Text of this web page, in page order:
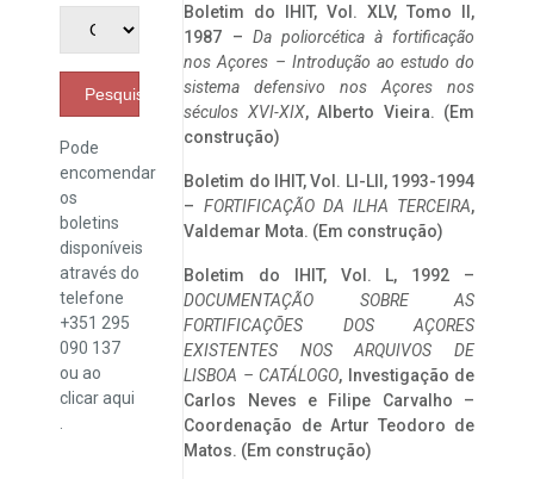
Pesquisar
Pode
encomendar
os
boletins
disponíveis
através do
telefone
+351 295
090 137
ou ao
clicaraqui
Boletim do IHIT, Vol. XLV, Tomo II,
1987 – Da poliorcética à fortificação
nos Açores – Introdução ao estudo do
sistema defensivo nos Açores nos
séculos XVI-XIX, Alberto Vieira. (Em
construção)
Boletim do IHIT, Vol. LI-LII, 1993-1994
– FORTIFICAÇÃO DA ILHA TERCEIRA,
Valdemar Mota. (Em construção)
Boletim do IHIT, Vol. L, 1992 –
DOCUMENTAÇÃO SOBRE AS
FORTIFICAÇÕES DOS AÇORES
EXISTENTES NOS ARQUIVOS DE
LISBOA – CATÁLOGO, Investigação de
Carlos Neves e Filipe Carvalho –
Coordenação de Artur Teodoro de
Matos. (Em construção)